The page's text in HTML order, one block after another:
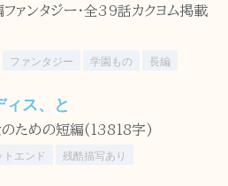
ァンタジー・全39話カクヨム掲載
ファンタジー 学園もの 長編
ス、と
のための短編(13818字)
トエンド 残酷描写あり